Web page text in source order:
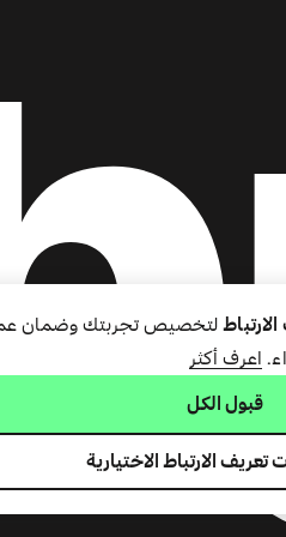
لتخصيص تجربتك وضمان
اعرف أكثر
قبول الكل
الارتباط الاختيارية